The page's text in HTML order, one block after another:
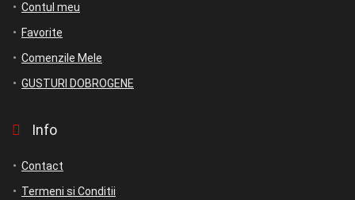
Contul meu
Favorite
Comenzile Mele
GUSTURI DOBROGENE
Info
Contact
Termeni si Conditii